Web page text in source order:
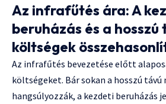
Az infrafűtés ára: A
beruházás és a hosszú
költségek
Az infrafűtés bevezetése előtt
költségeket. Bár sokan a hosszú
hangsúlyozzák, a kezdeti beruházás